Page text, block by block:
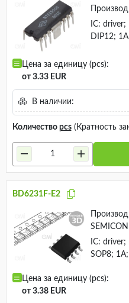
IC:
DIP12;
Цена за единицу (pcs):
от 3.33 EUR
В наличии:
Количество pcs(Кратность
BD6231F-E2
IC:
SOP8;
Цена за единицу (pcs):
от 3.38 EUR